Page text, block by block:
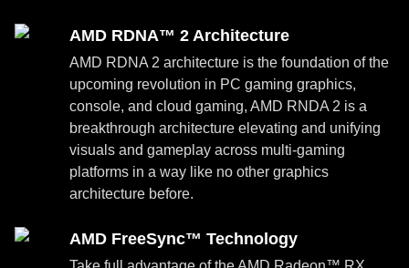
AMD RDNA™ 2 Architecture
AMD RDNA 2 architecture is the foundation of the
upcoming revolution in PC gaming graphics,
console, and cloud gaming, AMD RNDA 2 is a
breakthrough architecture elevating and unifying
visuals and gameplay across multi-gaming
platforms in a way like no other graphics
architecture before.
AMD FreeSync™ Technology